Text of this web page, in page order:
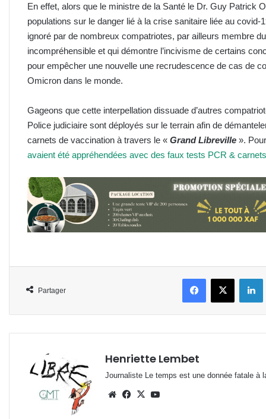
En effet, alors que le ministre de la Santé le Dr. Guy Patrick
populations sur le danger lié à la crise sanitaire liée au
ignoré par de nombreux compatriotes, par ailleurs membre
incompréhensible et qui démontre l’incivisme de certains
pour empêcher une nouvelle une recrudescence de cas de
Omicron dans le monde.
Gageons que cette interpellation dissuade d’autres
Police judiciaire sont déployés sur le terrain afin de
carnets de vaccination à travers le « Grand Libreville ».
avaient été appréhendées avec des faux tests PCR &
Partager
FacebookX
Henriette Lembet
Journaliste Le temps est une donnée fatale à
WebsiteFacebook
X